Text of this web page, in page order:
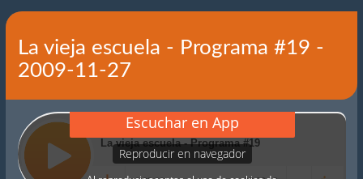
La vieja escuela - Programa #19 -
2009-11-27